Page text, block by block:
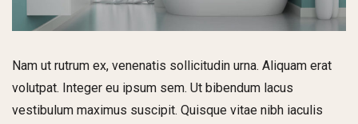
Nam ut rutrum ex, venenatis sollicitudin urna. Aliquam erat
volutpat. Integer eu ipsum sem. Ut bibendum lacus
vestibulum maximus suscipit. Quisque vitae nibh iaculis